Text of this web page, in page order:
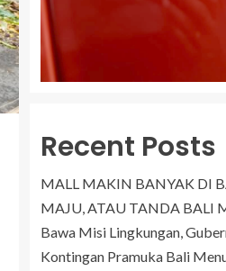
Recent Posts
MALL MAKIN BANYAK DI
MAJU, ATAU TANDA BALI
Bawa Misi Lingkungan,
Kontingan Pramuka Bali